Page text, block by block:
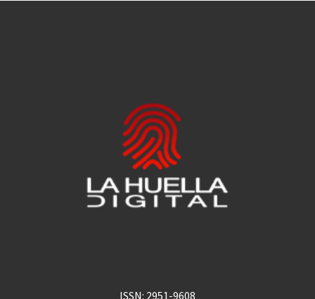
ISSN: 2951-9608